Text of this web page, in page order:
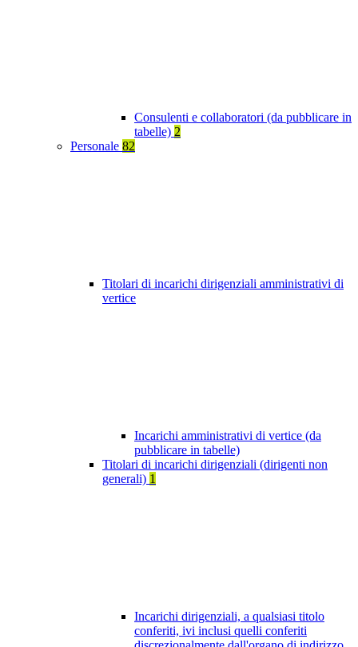
Consulenti e collaboratori (da pubblicare in
tabelle) 2
Personale 82
Titolari di incarichi dirigenziali amministrativi di
vertice
Incarichi amministrativi di vertice (da
pubblicare in tabelle)
Titolari di incarichi dirigenziali (dirigenti non
generali) 1
Incarichi dirigenziali, a qualsiasi titolo
conferiti, ivi inclusi quelli conferiti